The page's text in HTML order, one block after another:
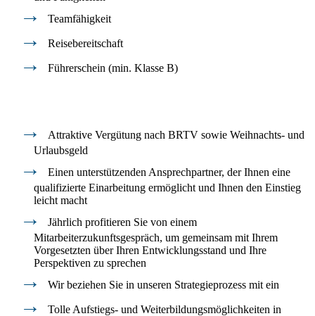
Teamfähigkeit
Reisebereitschaft
Führerschein (min. Klasse B)
Attraktive Vergütung nach BRTV sowie Weihnachts- und
Urlaubsgeld
Einen unterstützenden Ansprechpartner, der Ihnen eine
qualifizierte Einarbeitung ermöglicht und Ihnen den Einstieg
leicht macht
Jährlich profitieren Sie von einem
Mitarbeiterzukunftsgespräch, um gemeinsam mit Ihrem
Vorgesetzten über Ihren Entwicklungsstand und Ihre
Perspektiven zu sprechen
Wir beziehen Sie in unseren Strategieprozess mit ein
Tolle Aufstiegs- und Weiterbildungsmöglichkeiten in